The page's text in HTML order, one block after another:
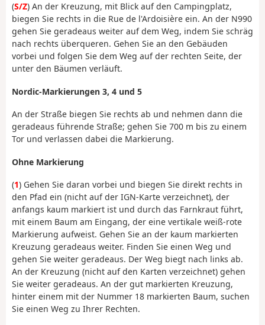
(S/Z) An der Kreuzung, mit Blick auf den Campingplatz,
biegen Sie rechts in die Rue de l'Ardoisière ein. An der N990
gehen Sie geradeaus weiter auf dem Weg, indem Sie schräg
nach rechts überqueren. Gehen Sie an den Gebäuden
vorbei und folgen Sie dem Weg auf der rechten Seite, der
unter den Bäumen verläuft.
Nordic-Markierungen 3, 4 und 5
An der Straße biegen Sie rechts ab und nehmen dann die
geradeaus führende Straße; gehen Sie 700 m bis zu einem
Tor und verlassen dabei die Markierung.
Ohne Markierung
(1) Gehen Sie daran vorbei und biegen Sie direkt rechts in
den Pfad ein (nicht auf der IGN-Karte verzeichnet), der
anfangs kaum markiert ist und durch das Farnkraut führt,
mit einem Baum am Eingang, der eine vertikale weiß-rote
Markierung aufweist. Gehen Sie an der kaum markierten
Kreuzung geradeaus weiter. Finden Sie einen Weg und
gehen Sie weiter geradeaus. Der Weg biegt nach links ab.
An der Kreuzung (nicht auf den Karten verzeichnet) gehen
Sie weiter geradeaus. An der gut markierten Kreuzung,
hinter einem mit der Nummer 18 markierten Baum, suchen
Sie einen Weg zu Ihrer Rechten.